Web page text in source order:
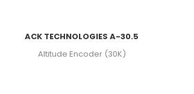
ACK TECHNOLOGIES A-30.5
Altitude Encoder (30K)